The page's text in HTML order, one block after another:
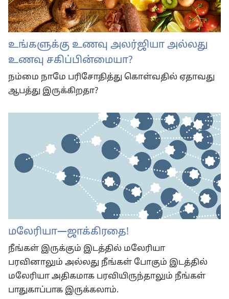
உங்களுக்கு உணவு அலர்ஜியா அல்லது
உணவு சகிப்பின்மையா?
நம்மை நாமே பரிசோதித்து கொள்வதில் ஏதாவது
ஆபத்து இருக்கிறதா?
மலேரியா—ஜாக்கிரதை!
நீங்கள் இருக்கும் இடத்தில் மலேரியா
பரவினாலும் அல்லது நீங்கள் போகும் இடத்தில்
மலேரியா அதிகமாக பரவியிருந்தாலும் நீங்கள்
பாதுகாப்பாக இருக்கலாம்.